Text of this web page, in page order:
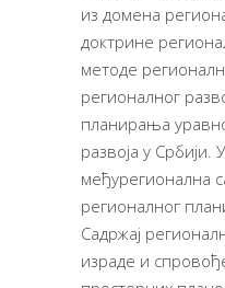
из домена
доктрине
методе
регионалног
планирања
развоја у Србији.
међурегионална
регионалног
Садржај
израде и